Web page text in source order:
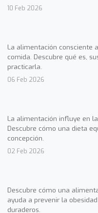
10 Feb 2026
La alimentación consciente
comida. Descubre qué es,
practicarla.
06 Feb 2026
La alimentación influye en
Descubre cómo una dieta
concepción.
02 Feb 2026
Descubre cómo una
ayuda a prevenir la
duraderos.